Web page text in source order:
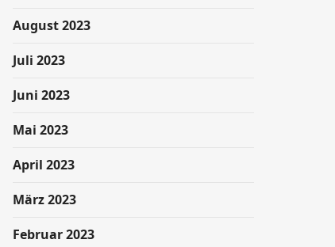
August 2023
Juli 2023
Juni 2023
Mai 2023
April 2023
März 2023
Februar 2023